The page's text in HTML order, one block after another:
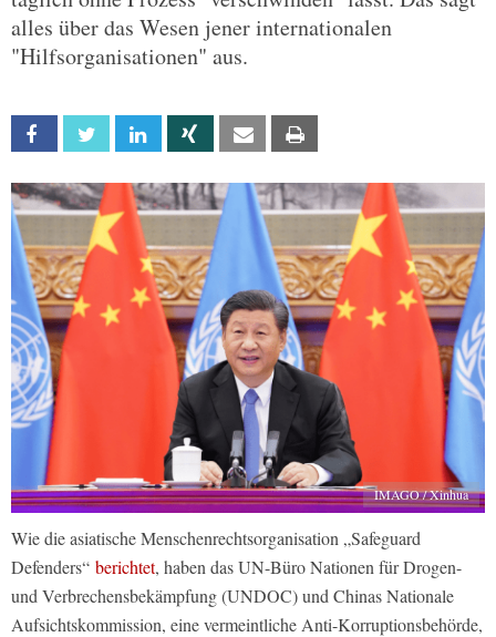
alles über das Wesen jener internationalen
"Hilfsorganisationen" aus.
Facebook Twitter Linkedin Xing Email
IMAGO / Xinhua
Wie die asiatische Menschenrechtsorganisation „Safeguard
Defenders“ berichtet, haben das UN-Büro Nationen für Drogen-
und Verbrechensbekämpfung (UNDOC) und Chinas Nationale
Aufsichtskommission, eine vermeintliche Anti-Korruptionsbehörde,